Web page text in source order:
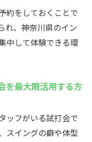
約をしておくことで
れ、神奈川県のイン
中して体験できる環
を最大限活用する方
ッフがいる試打会で
スイングの癖や体型